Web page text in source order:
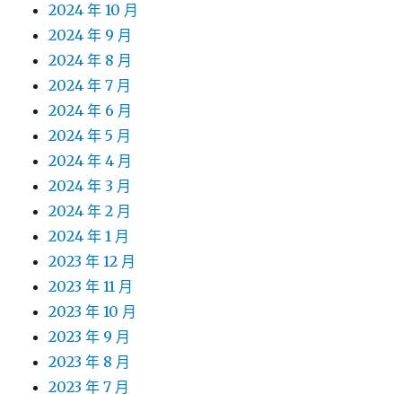
2024 年 10 月
2024 年 9 月
2024 年 8 月
2024 年 7 月
2024 年 6 月
2024 年 5 月
2024 年 4 月
2024 年 3 月
2024 年 2 月
2024 年 1 月
2023 年 12 月
2023 年 11 月
2023 年 10 月
2023 年 9 月
2023 年 8 月
2023 年 7 月